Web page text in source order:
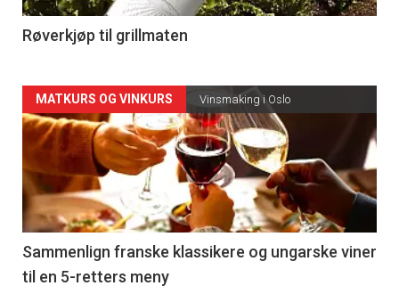
4
Røverkjøp til grillmaten
Forsiden
akkurat
nå
-
5
MATKURS OG VINKURS Vinsmaking i Oslo
Sammenlign franske klassikere og ungarske viner
til en 5-retters meny